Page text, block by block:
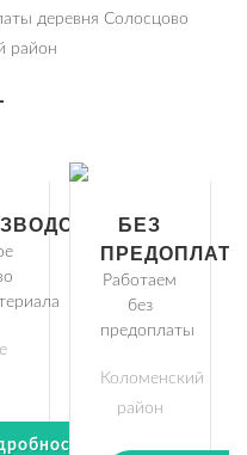
деревня Солосцово
район
БЕЗ
Работаем
без
предоплаты
Коломенский
район